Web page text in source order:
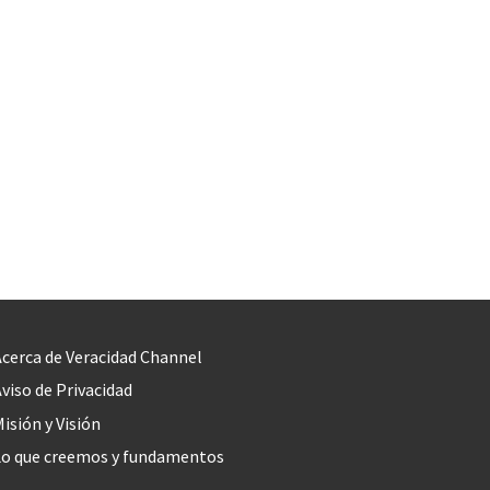
de Veracidad Channel
de Privacidad
y Visión
que creemos y fundamentos